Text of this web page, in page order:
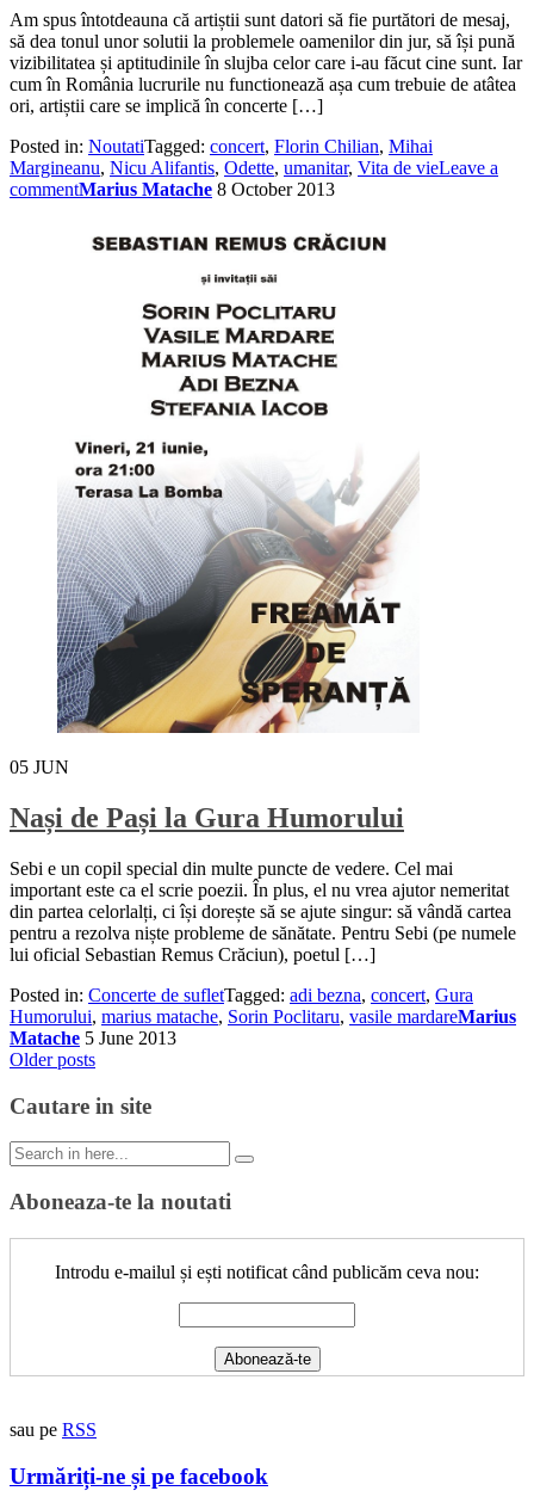
Am spus întotdeauna că artiștii sunt datori să fie purtători de mesaj,
să dea tonul unor solutii la problemele oamenilor din jur, să își pună
vizibilitatea și aptitudinile în slujba celor care i-au făcut cine sunt. Iar
cum în România lucrurile nu functionează așa cum trebuie de atâtea
ori, artiștii care se implică în concerte […]
Posted in: NoutatiTagged: concert, Florin Chilian, Mihai
Margineanu, Nicu Alifantis, Odette, umanitar, Vita de vieLeave a
commentMarius Matache 8 October 2013
05 JUN
Nași de Pași la Gura Humorului
Sebi e un copil special din multe puncte de vedere. Cel mai
important este ca el scrie poezii. În plus, el nu vrea ajutor nemeritat
din partea celorlalți, ci își dorește să se ajute singur: să vândă cartea
pentru a rezolva niște probleme de sănătate. Pentru Sebi (pe numele
lui oficial Sebastian Remus Crăciun), poetul […]
Posted in: Concerte de sufletTagged: adi bezna, concert, Gura
Humorului, marius matache, Sorin Poclitaru, vasile mardareMarius
Matache 5 June 2013
Posts
navigation
Older posts
Cautare in site
Search
for:
Aboneaza-te la noutati
Introdu e-mailul și ești notificat când publicăm ceva nou:
sau pe RSS
Urmăriți-ne și pe facebook